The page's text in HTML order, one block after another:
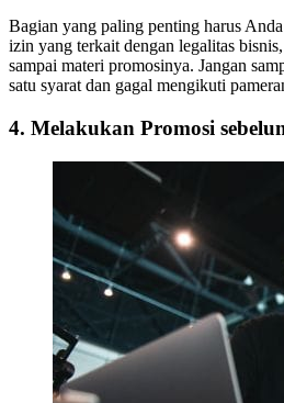
Bagian yang paling penting harus
izin yang terkait dengan legalitas
sampai materi promosinya. Jangan
satu syarat dan gagal mengikuti
4. Melakukan Promosi